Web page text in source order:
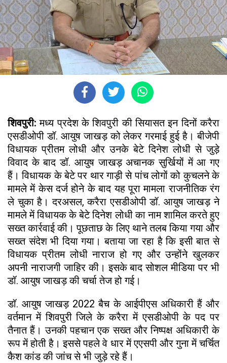
शिवपुरी: मध्य प्रदेश के शिवपुरी की सियासत इन दिनों करैरा
एसडीओपी डॉ. आयुष जाखड़ को लेकर गरमाई हुई है। बीजेपी
विधायक प्रीतम लोधी और उनके बेटे दिनेश लोधी से जुड़े
विवाद के बाद डॉ. आयुष जाखड़ अचानक सुर्खियों में आ गए
हैं। विधायक के बेटे पर थार गाड़ी से पांच लोगों को कुचलने के
मामले में केस दर्ज होने के बाद यह पूरा मामला राजनीतिक रंग
ले चुका है। दरअसल, करैरा एसडीओपी डॉ. आयुष जाखड़ ने
मामले में विधायक के बेटे दिनेश लोधी का नाम शामिल करते हुए
सख्त कार्रवाई की। पूछताछ के लिए थाने तलब किया गया और
सख्त संदेश भी दिया गया। बताया जा रहा है कि इसी बात से
विधायक प्रीतम लोधी नाराज हो गए और उन्होंने खुलकर
अपनी नाराजगी जाहिर की। इसके बाद सोशल मीडिया पर भी
डॉ. आयुष जाखड़ की चर्चा तेज हो गई।
डॉ. आयुष जाखड़ 2022 बैच के आईपीएस अधिकारी हैं और
वर्तमान में शिवपुरी जिले के करैरा में एसडीओपी के पद पर
तैनात हैं। उनकी पहचान एक सख्त और निष्पक्ष अधिकारी के
रूप में होती है। इससे पहले वे धार में एएसपी और गुना में चर्चित
कैश कांड की जांच से भी जुड़े रहे हैं।